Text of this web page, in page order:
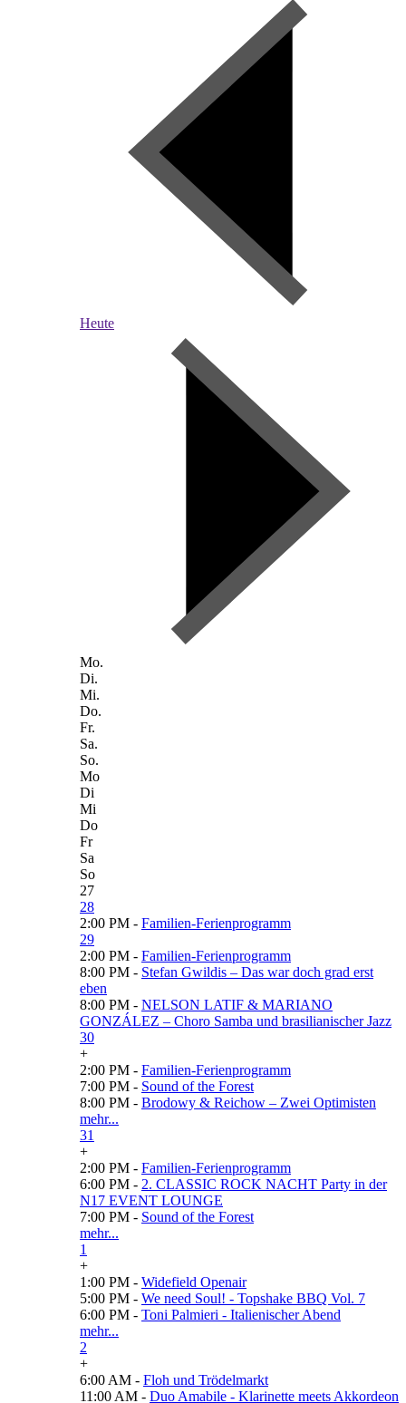
Heute
Mo.
Di.
Mi.
Do.
Fr.
Sa.
So.
Mo
Di
Mi
Do
Fr
Sa
So
27
28
2:00 PM - Familien-Ferienprogramm
29
2:00 PM - Familien-Ferienprogramm
8:00 PM - Stefan Gwildis – Das war doch grad erst
eben
8:00 PM - NELSON LATIF & MARIANO
GONZÁLEZ – Choro Samba und brasilianischer Jazz
30
+
2:00 PM - Familien-Ferienprogramm
7:00 PM - Sound of the Forest
8:00 PM - Brodowy & Reichow – Zwei Optimisten
mehr...
31
+
2:00 PM - Familien-Ferienprogramm
6:00 PM - 2. CLASSIC ROCK NACHT Party in der
N17 EVENT LOUNGE
7:00 PM - Sound of the Forest
mehr...
1
+
1:00 PM - Widefield Openair
5:00 PM - We need Soul! - Topshake BBQ Vol. 7
6:00 PM - Toni Palmieri - Italienischer Abend
mehr...
2
+
6:00 AM - Floh und Trödelmarkt
11:00 AM - Duo Amabile - Klarinette meets Akkordeon